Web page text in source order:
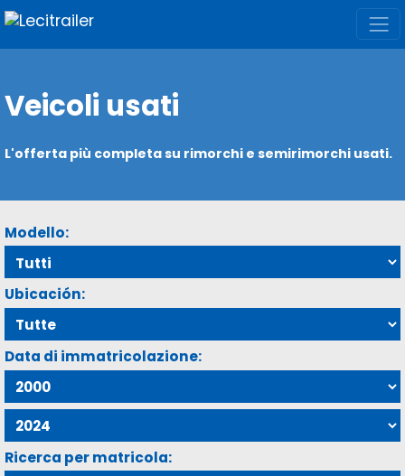
Veicoli usati
L'offerta più completa su rimorchi e semirimorchi usati.
Modello:
Ubicación:
Data di immatricolazione:
Ricerca per matricola: